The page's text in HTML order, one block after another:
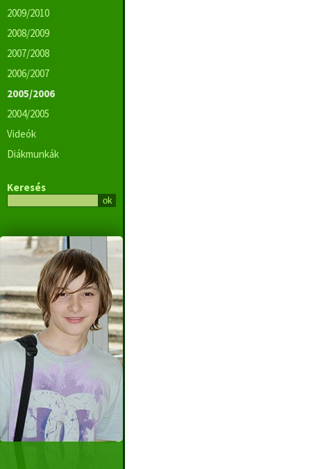
2009/2010
2008/2009
2007/2008
2006/2007
2005/2006
2004/2005
Videók
Diákmunkák
Keresés